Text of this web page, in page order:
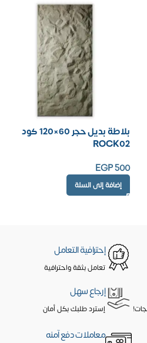
بلاطة بديل حجر 60×120 كود
ROCK02
EGP500
إضافة إلى السلة
إحترافية التعامل
تعامل بثقة واحترافية
إرجاع سهل
إسترد طلبك بكل أمان
معاملات دفع آمنه